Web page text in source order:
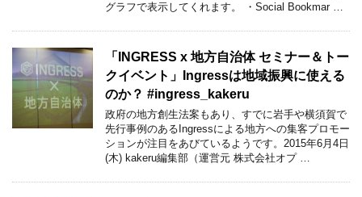
グラフで表示してくれます。 ・Social Bookmar …
「INGRESS x 地方自治体 セミナー＆トー
クイベント」Ingressは地域振興に使える
のか？ #ingress_kakeru
政府の地方創生法案もあり、すでに岩手や横須賀で
先行事例のあるIngressによる地方への集客プロモー
ションが注目をあびているようです。2015年6月4日
(木) kakeru編集部（運営元 株式会社オプ …